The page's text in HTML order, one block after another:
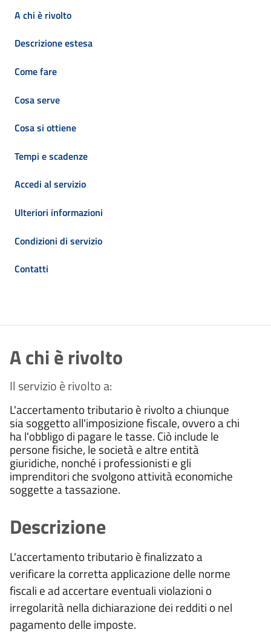
A chi è rivolto
Descrizione estesa
Come fare
Cosa serve
Cosa si ottiene
Tempi e scadenze
Accedi al servizio
Ulteriori informazioni
Condizioni di servizio
Contatti
A chi è rivolto
Il servizio è rivolto a:
L'accertamento tributario è rivolto a chiunque
sia soggetto all'imposizione fiscale, ovvero a chi
ha l'obbligo di pagare le tasse. Ciò include le
persone fisiche, le società e altre entità
giuridiche, nonché i professionisti e gli
imprenditori che svolgono attività economiche
soggette a tassazione.
Descrizione
L'accertamento tributario è finalizzato a
verificare la corretta applicazione delle norme
fiscali e ad accertare eventuali violazioni o
irregolarità nella dichiarazione dei redditi o nel
pagamento delle imposte.